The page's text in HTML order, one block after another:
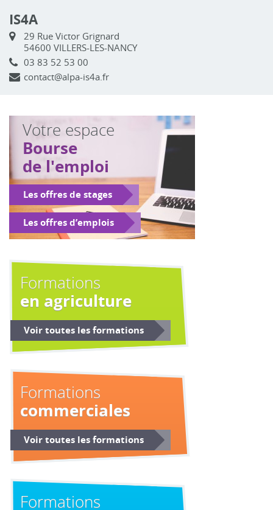
IS4A
29 Rue Victor Grignard
54600 VILLERS-LES-NANCY
03 83 52 53 00
contact@alpa-is4a.fr
Votre espace
Bourse
de l'emploi
Les offres de stages
Les offres d’emplois
Formations
en agriculture
Voir toutes les formations
Formations
commerciales
Voir toutes les formations
Formations